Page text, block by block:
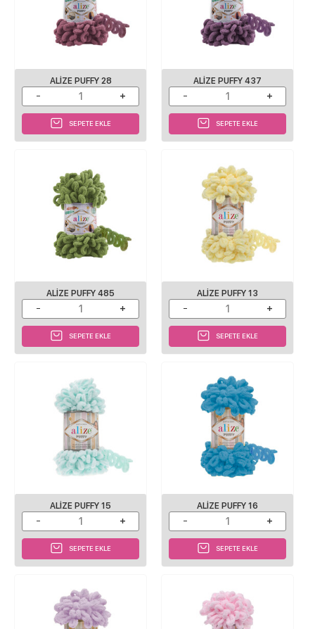
ALIZE PUFFY 28
SEPETE EKLE
ALIZE PUFFY 437
SEPETE EKLE
ALIZE PUFFY 485
SEPETE EKLE
ALIZE PUFFY 13
SEPETE EKLE
ALIZE PUFFY 15
SEPETE EKLE
ALIZE PUFFY 16
SEPETE EKLE